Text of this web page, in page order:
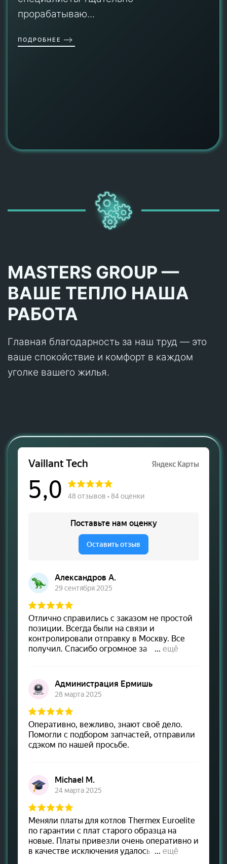
прорабатываю...
ПОДРОБНЕЕ
MASTERS GROUP —
ВАШЕ ТЕПЛО НАША
РАБОТА
Главная благодарность за наш труд — это
ваше спокойствие и комфорт в каждом
уголке вашего жилья.